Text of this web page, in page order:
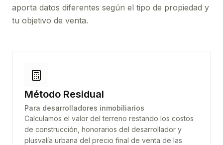
aporta datos diferentes según el tipo de propiedad y
tu objetivo de venta.
Método Residual
Para desarrolladores inmobiliarios
Calculamos el valor del terreno restando los costos
de construcción, honorarios del desarrollador y
plusvalía urbana del precio final de venta de las